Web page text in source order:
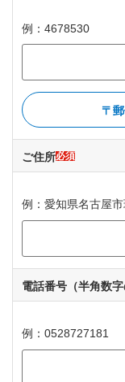
例：4678530
ご住所必須
例：愛知県名古屋
電話番号 （半角数字
例：0528727181